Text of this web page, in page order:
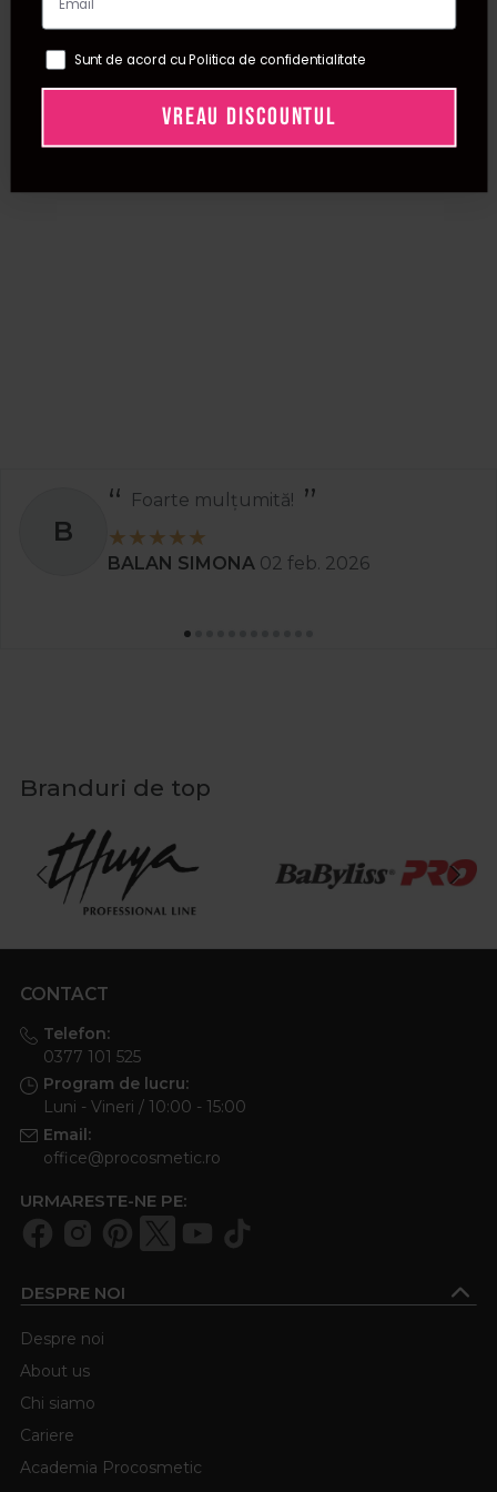
B
Foarte mulțumită!
BALAN SIMONA 02 feb. 2026
Branduri de top
CONTACT
Telefon:
0377 101 525
Program de lucru:
Luni - Vineri / 10:00 - 15:00
Email:
office@procosmetic.ro
URMARESTE-NE PE:
DESPRE NOI
Despre noi
About us
Chi siamo
Cariere
Academia Procosmetic
Sunt de acord cu Politica de confidentialitate
VREAU DISCOUNTUL